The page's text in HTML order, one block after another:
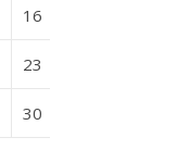
16
23
30